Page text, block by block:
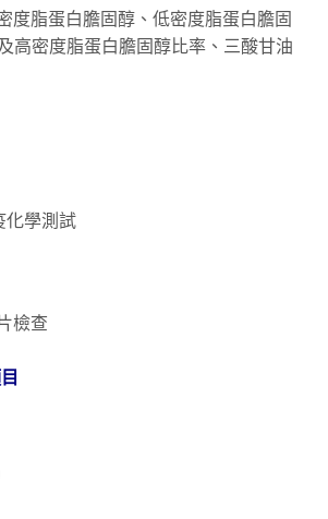
度脂蛋白膽固醇、低密度脂蛋白膽固
高密度脂蛋白膽固醇比率、三酸甘油
化學測試
檢查